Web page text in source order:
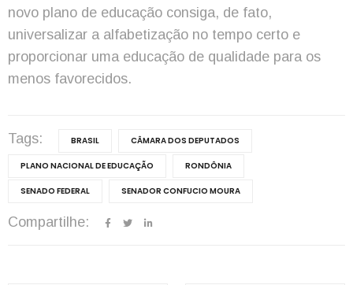
novo plano de educação consiga, de fato,
universalizar a alfabetização no tempo certo e
proporcionar uma educação de qualidade para os
menos favorecidos.
Tags: BRASIL CÂMARA DOS DEPUTADOS
PLANO NACIONAL DE EDUCAÇÃO RONDÔNIA
SENADO FEDERAL SENADOR CONFUCIO MOURA
Compartilhe: